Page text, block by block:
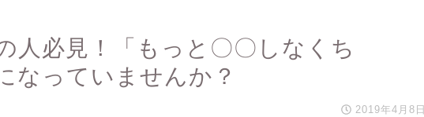
人必見！「もっと〇〇しなくち
なっていませんか？
2019年4月8日